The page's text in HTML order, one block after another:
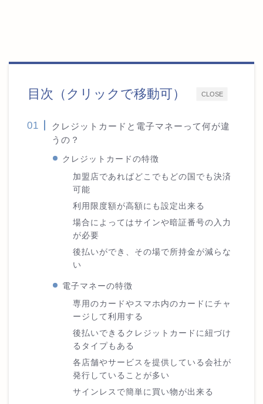
CLOSE
目次（クリックで移動可）
クレジットカードと電子マネーって何が違
うの？
クレジットカードの特徴
加盟店であればどこでもどの国でも決済
可能
利用限度額が高額にも設定出来る
場合によってはサインや暗証番号の入力
が必要
後払いができ、その場で所持金が減らな
い
電子マネーの特徴
専用のカードやスマホ内のカードにチャ
ージして利用する
後払いできるクレジットカードに紐づけ
るタイプもある
各店舗やサービスを提供している会社が
発行していることが多い
サインレスで簡単に買い物が出来る